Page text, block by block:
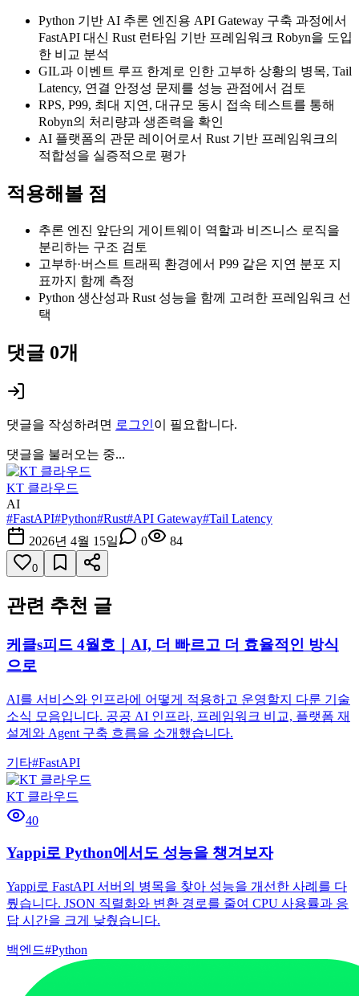
Python 기반 AI 추론 엔진용 API Gateway 구축 과정에서
FastAPI 대신 Rust 런타임 기반 프레임워크 Robyn을 도입
한 비교 분석
GIL과 이벤트 루프 한계로 인한 고부하 상황의 병목, Tail
Latency, 연결 안정성 문제를 성능 관점에서 검토
RPS, P99, 최대 지연, 대규모 동시 접속 테스트를 통해
Robyn의 처리량과 생존력을 확인
AI 플랫폼의 관문 레이어로서 Rust 기반 프레임워크의
적합성을 실증적으로 평가
적용해볼 점
추론 엔진 앞단의 게이트웨이 역할과 비즈니스 로직을
분리하는 구조 검토
고부하·버스트 트래픽 환경에서 P99 같은 지연 분포 지
표까지 함께 측정
Python 생산성과 Rust 성능을 함께 고려한 프레임워크 선
택
댓글 0개
댓글을 작성하려면 로그인이 필요합니다.
댓글을 불러오는 중...
KT 클라우드
AI
#FastAPI#Python#Rust#API Gateway#Tail Latency
2026년 4월 15일
0 84
0
관련 추천 글
케클s피드 4월호｜AI, 더 빠르고 더 효율적인 방식
으로
AI를 서비스와 인프라에 어떻게 적용하고 운영할지 다룬 기술
소식 모음입니다. 공공 AI 인프라, 프레임워크 비교, 플랫폼 재
설계와 Agent 구축 흐름을 소개했습니다.
기타#FastAPI
KT 클라우드
40
Yappi로 Python에서도 성능을 챙겨보자
Yappi로 FastAPI 서버의 병목을 찾아 성능을 개선한 사례를 다
뤘습니다. JSON 직렬화와 변환 경로를 줄여 CPU 사용률과 응
답 시간을 크게 낮췄습니다.
백엔드#Python